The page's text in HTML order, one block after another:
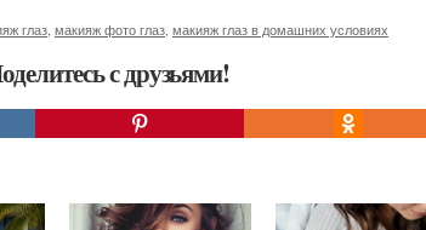
глаз макияж фото глаз макияж глаз в домашних условиях
с друзьями!